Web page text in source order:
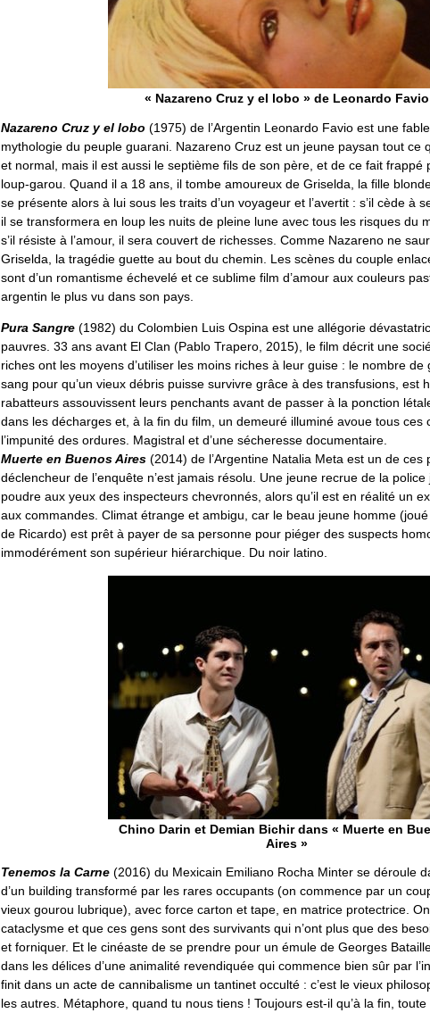
« Nazareno Cruz y el lobo » de Leonardo Favio
Nazareno Cruz y el lobo (1975) de l’Argentin Leonardo Favio est une
mythologie du peuple guarani. Nazareno Cruz est un jeune paysan tout ce
et normal, mais il est aussi le septième fils de son père, et de ce fait frappé
loup-garou. Quand il a 18 ans, il tombe amoureux de Griselda, la fille
se présente alors à lui sous les traits d’un voyageur et l’avertit : s’il cède à
il se transformera en loup les nuits de pleine lune avec tous les risques du
s’il résiste à l’amour, il sera couvert de richesses. Comme Nazareno ne
Griselda, la tragédie guette au bout du chemin. Les scènes du couple
sont d’un romantisme échevelé et ce sublime film d’amour aux couleurs
argentin le plus vu dans son pays.
Pura Sangre (1982) du Colombien Luis Ospina est une allégorie
pauvres. 33 ans avant El Clan (Pablo Trapero, 2015), le film décrit une
riches ont les moyens d’utiliser les moins riches à leur guise : le nombre
sang pour qu’un vieux débris puisse survivre grâce à des transfusions, est
rabatteurs assouvissent leurs penchants avant de passer à la ponction
dans les décharges et, à la fin du film, un demeuré illuminé avoue tous ces
l’impunité des ordures. Magistral et d’une sécheresse documentaire.
Muerte en Buenos Aires (2014) de l’Argentine Natalia Meta est un de ces
déclencheur de l’enquête n’est jamais résolu. Une jeune recrue de la
poudre aux yeux des inspecteurs chevronnés, alors qu’il est en réalité un
aux commandes. Climat étrange et ambigu, car le beau jeune homme
de Ricardo) est prêt à payer de sa personne pour piéger des suspects
immodérément son supérieur hiérarchique. Du noir latino.
Chino Darin et Demian Bichir dans « Muerte en
Aires »
Tenemos la Carne (2016) du Mexicain Emiliano Rocha Minter se déroule
d’un building transformé par les rares occupants (on commence par un
vieux gourou lubrique), avec force carton et tape, en matrice protectrice.
cataclysme et que ces gens sont des survivants qui n’ont plus que des
et forniquer. Et le cinéaste de se prendre pour un émule de Georges
dans les délices d’une animalité revendiquée qui commence bien sûr par
finit dans un acte de cannibalisme un tantinet occulté : c’est le vieux
les autres. Métaphore, quand tu nous tiens ! Toujours est-il qu’à la fin,